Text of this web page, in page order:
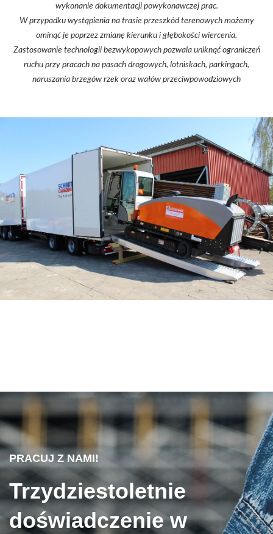
wykonanie dokumentacji powykonawczej prac.
W przypadku wystąpienia na trasie przeszkód terenowych możemy
ominąć je poprzez zmianę kierunku i głębokości wiercenia.
Zastosowanie technologii bezwykopowych pozwala uniknąć ograniczeń
ruchu przy pracach na pasach drogowych, lotniskach, parkingach,
naruszania brzegów rzek oraz wałów przeciwpowodziowych
PRACUJ Z NAMI!
Trzydziestoletnie
doświadczenie w